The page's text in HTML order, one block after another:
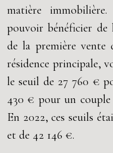
matière
pouvoir bénéficier de
de la première vente
résidence principale,
le seuil de 27 760 €
430 € pour un
En 2022, ces seuils
et de 42 146 €.